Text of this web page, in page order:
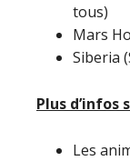
tous)
Mars
Siberia
Plus d’infos
Les